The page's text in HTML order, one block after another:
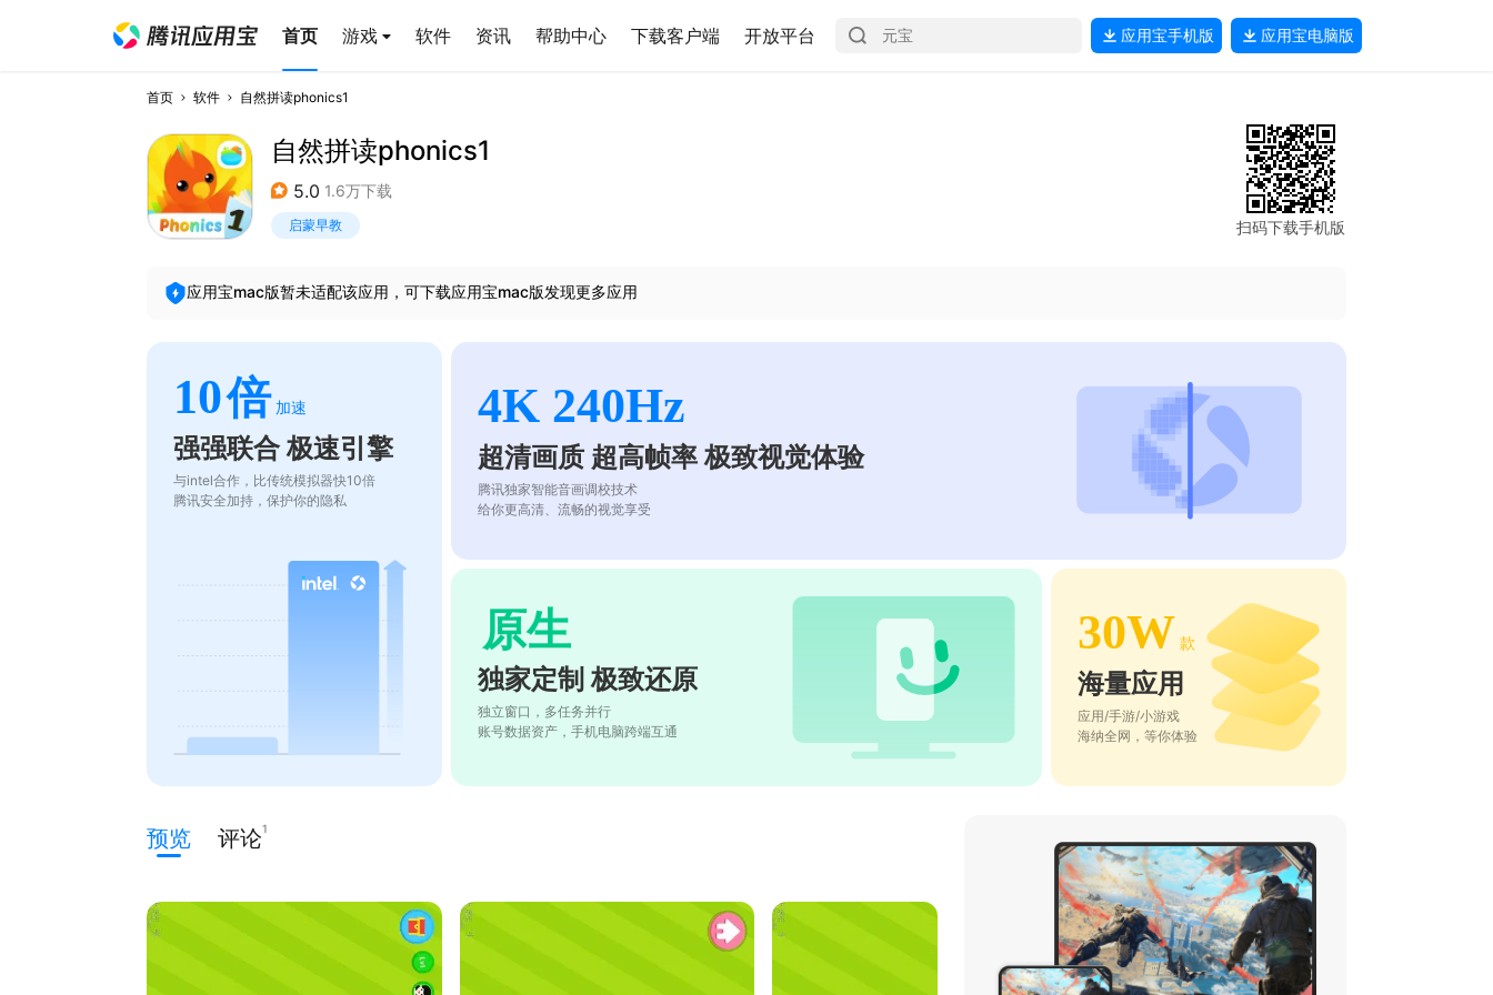
首页 游戏 软件 资讯 帮助中心 下载客户端 开放平台 应用宝手机版 应用宝电脑版
首页 软件 自然拼读phonics1
自然拼读phonics1
5.0 1.6万下载
启蒙早教 扫码下载手机版
应用宝mac版暂未适配该应用，可下载应用宝mac版发现更多应用
10倍 加速
强强联合 极速引擎
与intel合作，比传统模拟器快10倍
腾讯安全加持，保护你的隐私
4K 240Hz
超清画质 超高帧率 极致视觉体验
腾讯独家智能音画调校技术
给你更高清、流畅的视觉享受
原生
独家定制 极致还原
独立窗口，多任务并行
账号数据资产，手机电脑跨端互通
30W 款
海量应用
应用/手游/小游戏
海纳全网，等你体验
预览 评论1